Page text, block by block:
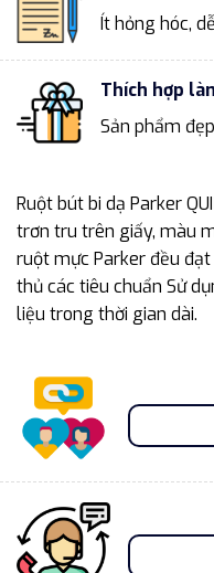
Ít hỏng hóc,
Thích hợp
Sản phẩm
Ruột bút bi dạ Parker
trơn tru trên giấy, màu
ruột mực Parker đều đạt
thủ các tiêu chuẩn Sử
liệu trong thời gian dài.